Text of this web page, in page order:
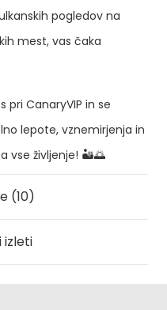
pogledov na
mest, vas čaka
pri CanaryVIP in se
lepote, vznemirjenja in
vse življenje! 🏜️🌅
(10)
izleti